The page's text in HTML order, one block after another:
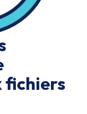
fichiers